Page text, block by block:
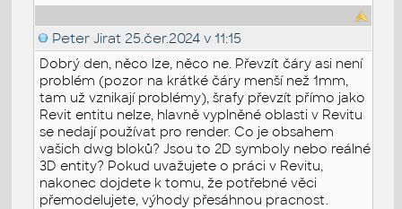
Peter Jirat 25.čer.2024 v 11:15
Dobrý den, něco lze, něco ne. Převzít čáry asi není
problém (pozor na krátké čáry menší než 1mm,
tam už vznikají problémy), šrafy převzít přímo jako
Revit entitu nelze, hlavně vyplněné oblasti v Revitu
se nedají používat pro render. Co je obsahem
vašich dwg bloků? Jsou to 2D symboly nebo reálné
3D entity? Pokud uvažujete o práci v Revitu,
nakonec dojdete k tomu, že potřebné věci
přemodelujete, výhody přesáhnou pracnost.